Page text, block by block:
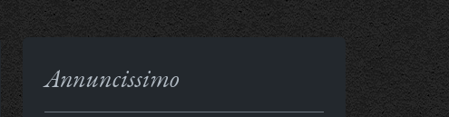
Annuncissimo